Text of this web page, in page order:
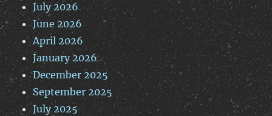
July 2026
June 2026
April 2026
January 2026
December 2025
September 2025
July 2025